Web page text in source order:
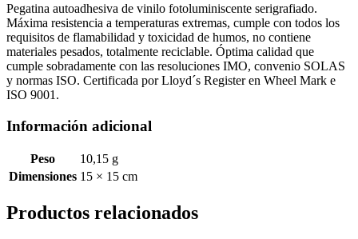
Pegatina autoadhesiva de vinilo fotoluminiscente serigrafiado.
Máxima resistencia a temperaturas extremas, cumple con todos los
requisitos de flamabilidad y toxicidad de humos, no contiene
materiales pesados, totalmente reciclable. Óptima calidad que
cumple sobradamente con las resoluciones IMO, convenio SOLAS
y normas ISO. Certificada por Lloyd´s Register en Wheel Mark e
ISO 9001.
Información adicional
Peso
10,15 g
Dimensiones 15 × 15 cm
Productos relacionados